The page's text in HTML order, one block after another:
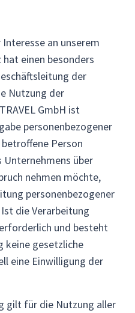
an unserem
einen besonders
der
Nutzung der
GmbH ist
personenbezogener
Person
Unternehmens über
nehmen möchte,
personenbezogener
die Verarbeitung
und besteht
keine gesetzliche
eine Einwilligung der
gilt für die Nutzung aller